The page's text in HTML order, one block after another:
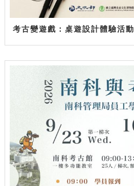
考古變遊戲：桌遊設計體驗活動